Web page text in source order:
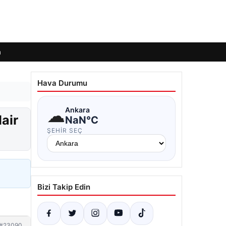
Hava Durumu
☁Ankara
NaN°C
ŞEHIR SEÇ
Bizi Takip Edin